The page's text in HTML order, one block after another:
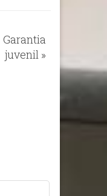
Garantia
juvenil »